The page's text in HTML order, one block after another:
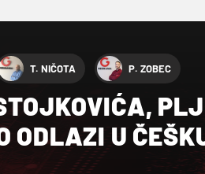
T. NIČOTA P. ZOBEC
ODLAZI U